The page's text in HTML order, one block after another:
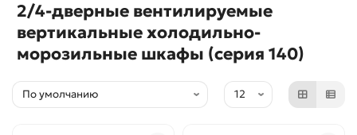
2/4-дверные вентилируемые
вертикальные холодильно-
морозильные шкафы (серия 140)